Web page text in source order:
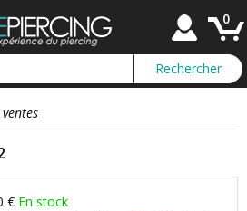
0
€ En stock